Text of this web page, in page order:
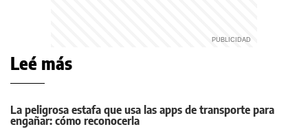
Leé más
La peligrosa estafa que usa las apps de transporte para
engañar: cómo reconocerla